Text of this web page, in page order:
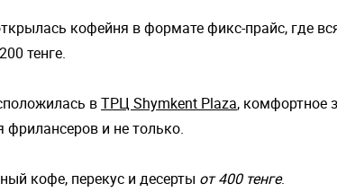
кофейня в формате фикс-прайс, где
тенге.
вТРЦ Shymkent Plaza, комфортное
и не только.
кофе, перекус и десерты от 400 тенге.